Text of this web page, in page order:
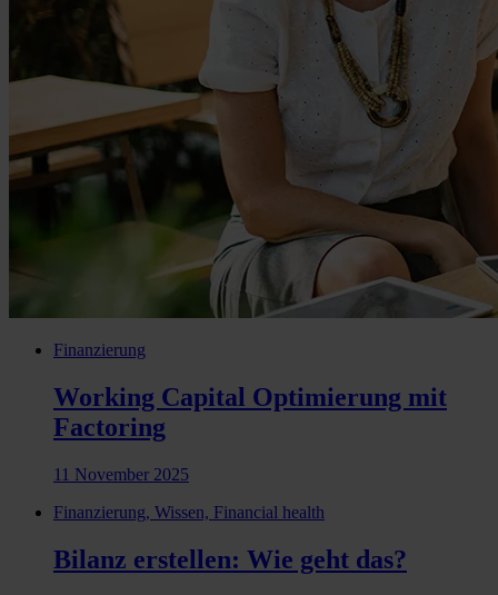
Finanzierung
Working Capital Optimierung mit
Factoring
11 November 2025
Finanzierung, Wissen, Financial health
Bilanz erstellen: Wie geht das?